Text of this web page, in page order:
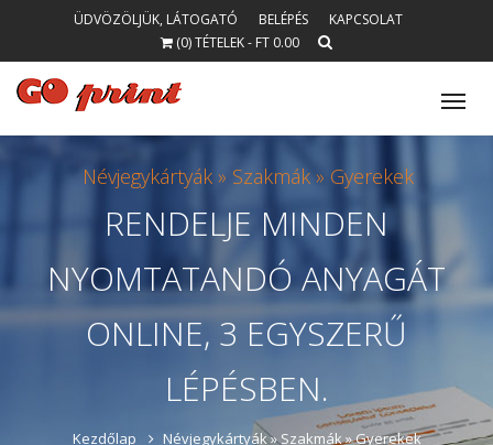
ÜDVÖZÖLJÜK, LÁTOGATÓ BELÉPÉS
KAPCSOLAT
(0) TÉTELEK - FT 0.00
Névjegykártyák » Szakmák » Gyerekek
RENDELJE MINDEN
NYOMTATANDÓ ANYAGÁT
ONLINE, 3 EGYSZERŰ
LÉPÉSBEN.
Kezdőlap Névjegykártyák »Szakmák »Gyerekek